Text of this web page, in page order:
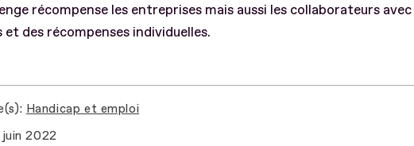
récompense les entreprises mais aussi les collaborateurs avec
des récompenses individuelles.
Handicap et emploi
juin 2022